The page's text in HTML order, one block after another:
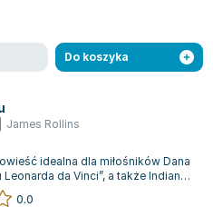
Do koszyka
James Rollins
idealna dla miłośników Dana
Leonarda da Vinci”, a także Indiany
się w Bagdad...
0.0